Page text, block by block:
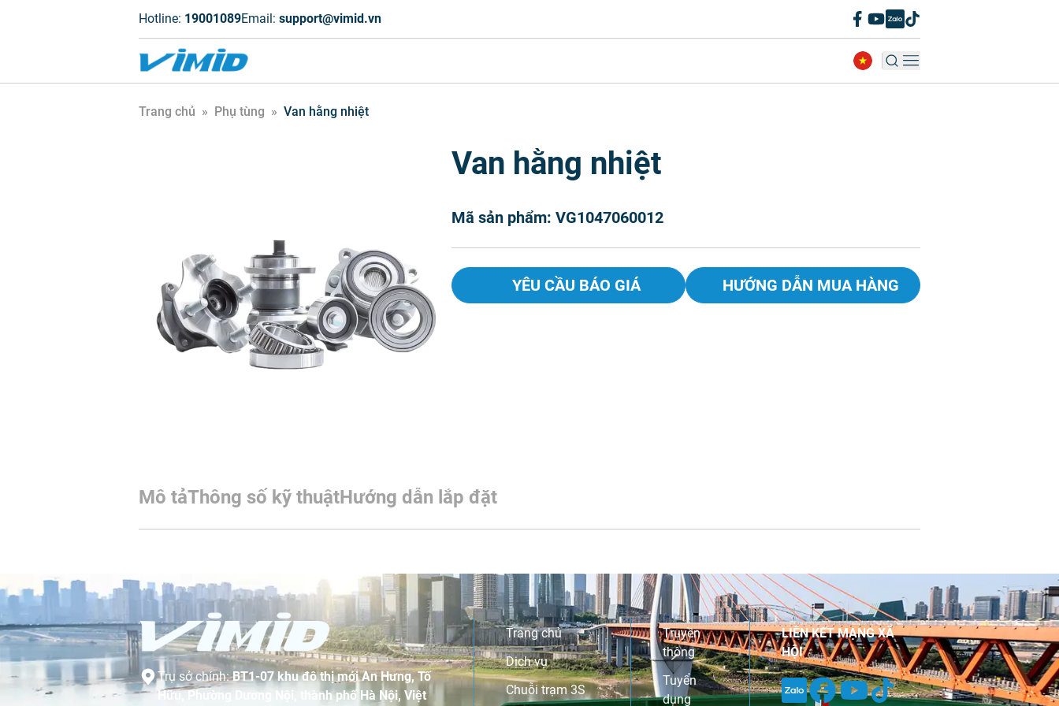
Hotline: 19001089Email: support@vimid.vn
Trang chủ » Phụ tùng » Van hằng nhiệt
Van hằng nhiệt
Mã sản phẩm: VG1047060012
YÊU CẦU BÁO GIÁ HƯỚNG DẪN MUA HÀNG
Mô tảThông số kỹ thuậtHướng dẫn lắp đặt
Trụ sở chính:BT1-07 khu đô thị mới An Hưng, Tố
Hữu, Phường Dương Nội, thành phố Hà Nội, Việt
Trang chủ
Dịch vụ
Chuỗi trạm 3S
Truyền
thông
Tuyển
dụng
LIÊN KẾT MẠNG XÃ
HỘI